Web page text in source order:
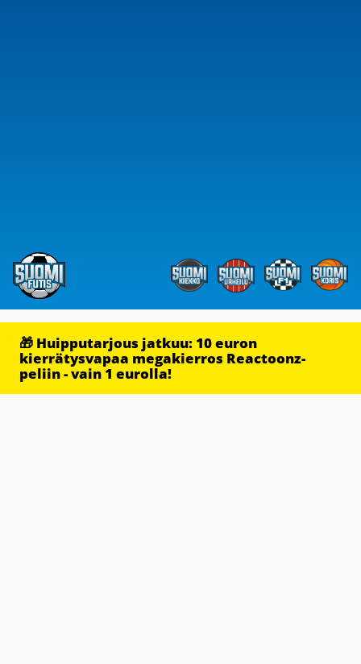
🎁 Huipputarjous jatkuu: 10 euron
kierrätysvapaa megakierros Reactoonz-
peliin - vain 1 eurolla!